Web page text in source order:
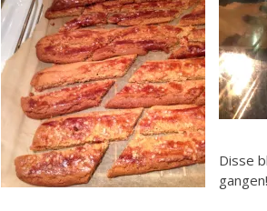
Disse